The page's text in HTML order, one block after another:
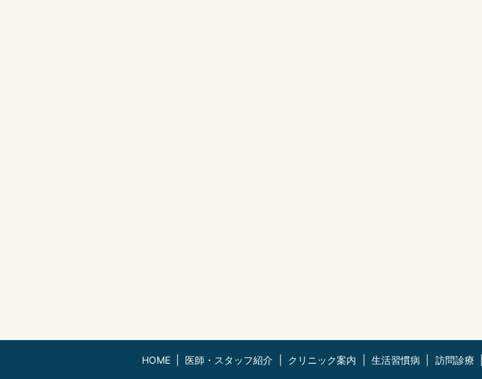
HOME 医師・スタッフ紹介 クリニック案内 生活習慣病 訪問診療